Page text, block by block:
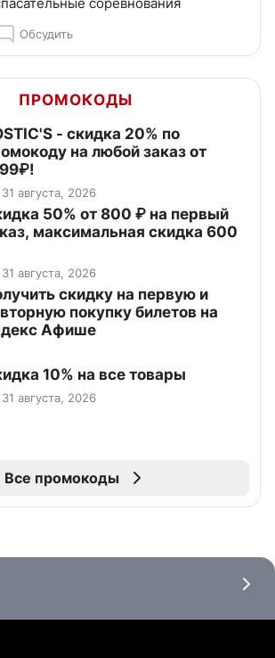
Обсудить
ПРОМОКОДЫ
- скидка 20% по
на любой заказ от
августа, 2026
50% от 800 ₽ на первый
максимальная скидка 600
августа, 2026
скидку на первую и
покупку билетов на
Афише
10% на все товары
августа, 2026
Все промокоды